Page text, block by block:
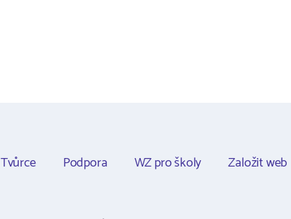
Tvůrce Podpora WZ pro školy Založit web